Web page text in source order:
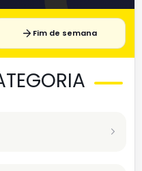
Fim de semana